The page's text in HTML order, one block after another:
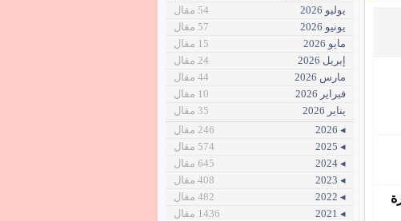
يوليو 2026
54 مقال
يونيو 2026
57 مقال
مايو 2026
15 مقال
إبريل 2026
24 مقال
مارس 2026
44 مقال
فبراير 2026
10 مقال
يناير 2026
35 مقال
◂ 2026
246 مقال
◂ 2025
574 مقال
◂ 2024
645 مقال
◂ 2023
408 مقال
◂ 2022
482 مقال
◂ 2021
1436 مقال